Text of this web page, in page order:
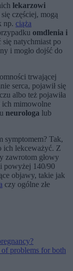
lekarzowi
częściej, mogą
np. ciąża
omdlenia i
natychmiast po
i mogło dojść do
trwającej
serca, pojawił się
albo też pojawiła
ich mimowolne
neurologa lub
symptomem? Tak,
ich lekceważyć. Z
zawrotom głowy
powyżej 140/90
objawy, takie jak
czy ogólne złe
problems for both